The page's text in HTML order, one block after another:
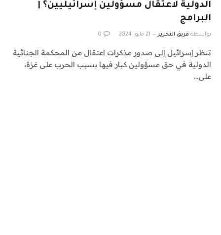
الدولية لاعتقال مسؤولين إسرائيليين؟ |
البرامج
بواسطة فريق التحرير 21 مايو، 2024 0
تنظر إسرائيل إلى صدور مذكرات اعتقال من المحكمة الجنائية
الدولية في حق مسؤولين كبار فيها بسبب الحرب على غزة،
على…